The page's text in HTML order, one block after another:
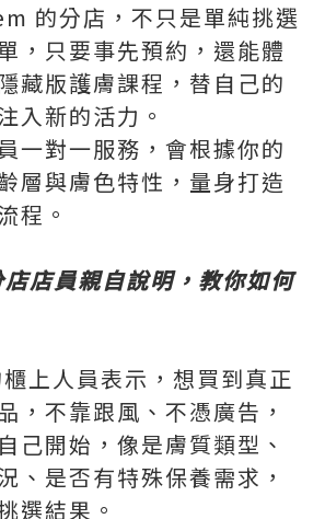
的分店，不只是單純挑選
，只要事先預約，還能體
藏版護膚課程，替自己的
入新的活力。
一對一服務，會根據你的
層與膚色特性，量身打造
程。
店員親自說明，教你如何
上人員表示，想買到真正
，不靠跟風、不憑廣告，
己開始，像是膚質類型、
、是否有特殊保養需求，
選結果。